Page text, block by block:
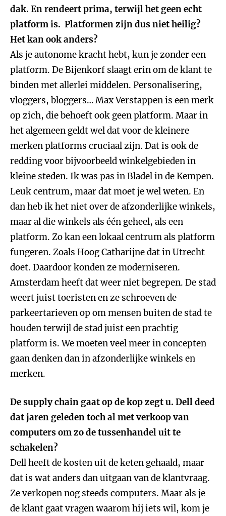
dak. En rendeert prima, terwijl het geen echt
platform is. Platformen zijn dus niet heilig?
Het kan ook anders?
Als je autonome kracht hebt, kun je zonder een
platform. De Bijenkorf slaagt erin om de klant te
binden met allerlei middelen. Personalisering,
vloggers, bloggers… Max Verstappen is een merk
op zich, die behoeft ook geen platform. Maar in
het algemeen geldt wel dat voor de kleinere
merken platforms cruciaal zijn. Dat is ook de
redding voor bijvoorbeeld winkelgebieden in
kleine steden. Ik was pas in Bladel in de Kempen.
Leuk centrum, maar dat moet je wel weten. En
dan heb ik het niet over de afzonderlijke winkels,
maar al die winkels als één geheel, als een
platform. Zo kan een lokaal centrum als platform
fungeren. Zoals Hoog Catharijne dat in Utrecht
doet. Daardoor konden ze moderniseren.
Amsterdam heeft dat weer niet begrepen. De stad
weert juist toeristen en ze schroeven de
parkeertarieven op om mensen buiten de stad te
houden terwijl de stad juist een prachtig
platform is. We moeten veel meer in concepten
gaan denken dan in afzonderlijke winkels en
merken.
De supply chain gaat op de kop zegt u. Dell deed
dat jaren geleden toch al met verkoop van
computers om zo de tussenhandel uit te
schakelen?
Dell heeft de kosten uit de keten gehaald, maar
dat is wat anders dan uitgaan van de klantvraag.
Ze verkopen nog steeds computers. Maar als je
de klant gaat vragen waarom hij iets wil, kom je